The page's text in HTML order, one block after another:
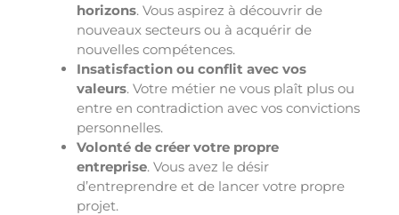
horizons. Vous aspirez à découvrir de
nouveaux secteurs ou à acquérir de
nouvelles compétences.
Insatisfaction ou conflit avec vos
valeurs. Votre métier ne vous plaît plus ou
entre en contradiction avec vos convictions
personnelles.
Volonté de créer votre propre
entreprise. Vous avez le désir
d’entreprendre et de lancer votre propre
projet.